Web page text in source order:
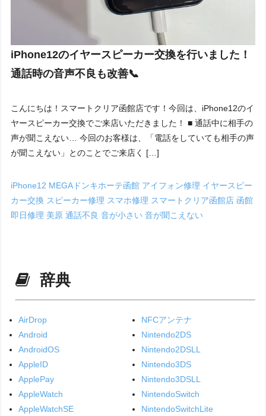
iPhone12のイヤースピーカー交換を行いました！
通話時の音声不良も改善📞
こんにちは！スマートクリア函館店です！今回は、iPhone12のイ
ヤースピーカー交換でご来店いただきました！ ■ 通話中に相手の
声が聞こえない… 今回のお客様は、「電話をしていても相手の声
が聞こえない」とのことでご来店く […]
iPhone12 MEGAドンキホーテ函館 アイフォン修理 イヤースピー
カー交換 スピーカー修理 スマホ修理 スマートクリア函館店 函館
即日修理 美原通話不良音が小さい音が聞こえない
辞典
AirDrop
Android
AndroidOS
AppleID
ApplePay
AppleWatch
AppleWatchSE
NFCアンテナ
Nintendo2DS
Nintendo2DSLL
Nintendo3DS
Nintendo3DSLL
NintendoSwitch
NintendoSwitchLite